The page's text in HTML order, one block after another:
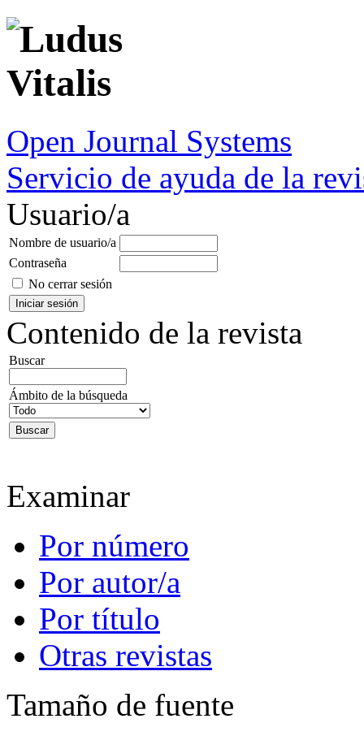
Open Journal Systems
Servicio de ayuda de la
Usuario/a
Nombre de usuario/a
Contraseña
No cerrar sesión
Contenido de la revista
Buscar
Ámbito de la búsqueda
Examinar
Por número
Por autor/a
Por título
Otras revistas
Tamaño de fuente